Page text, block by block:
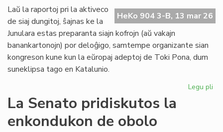
el
HeKo 904 3-B, 13 mar 26
Laŭ la raportoj pri la aktiveco
de siaj dungitoj, ŝajnas ke la
Junulara estas preparanta siajn kofrojn (aŭ vakajn
banankartonojn) por deloĝigo, samtempe organizante sian
kongreson kune kun la eŭropaj adeptoj de Toki Pona, dum
suneklipsa tago en Katalunio.
Legu pli
La Senato pridiskutos la
enkondukon de obolo